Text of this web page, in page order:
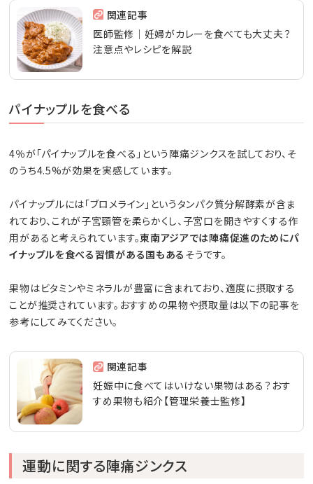
関連記事
医師監修｜妊婦がカレーを食べても大丈夫？
注意点やレシピを解説
パイナップルを食べる
4％が「パイナップルを食べる」という陣痛ジンクスを試しており、そ
のうち4.5%が効果を実感しています。
パイナップルには「ブロメライン」というタンパク質分解酵素が含ま
れており、これが子宮頸管を柔らかくし、子宮口を開きやすくする作
用があると考えられています。東南アジアでは陣痛促進のためにパ
イナップルを食べる習慣がある国もある そうです。
果物はビタミンやミネラルが豊富に含まれており、適度に摂取する
ことが推奨されています。おすすめの果物や摂取量は以下の記事を
参考にしてみてください。
関連記事
妊娠中に食べてはいけない果物はある？おす
すめ果物も紹介【管理栄養士監修】
運動に関する陣痛ジンクス